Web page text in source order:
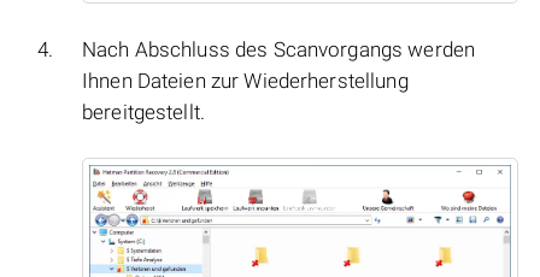
Nach Abschluss des Scanvorgangs werden
Ihnen Dateien zur Wiederherstellung
bereitgestellt.